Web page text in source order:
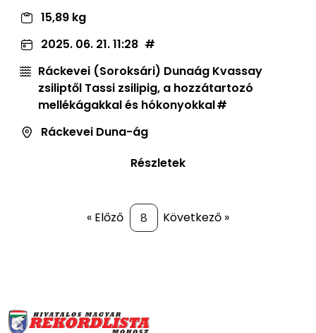
15,89 kg
2025. 06. 21. 11:28
Ráckevei (Soroksári) Dunaág Kvassay
zsiliptől Tassi zsilipig, a hozzátartozó
mellékágakkal és hókonyokkal
Ráckevei Duna-ág
Részletek
« Előző Következő »